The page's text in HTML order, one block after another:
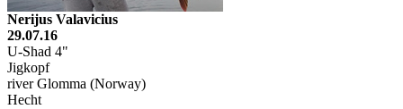
Nerijus Valavicius
29.07.16
U-Shad 4"
Jigkopf
river Glomma (Norway)
Hecht